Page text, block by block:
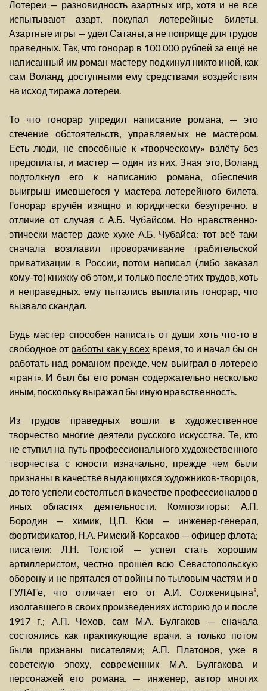
Лотереи — разновидность азартных игр, хотя и не все
испытывают азарт, покупая лотерейные билеты.
Азартные игры — удел Сатаны, а не поприще для трудов
праведных. Так, что гонорар в 100 000 рублей за ещё не
написанный им роман мастеру подкинул никто иной, как
сам Воланд, доступными ему средствами воздействия
на исход тиража лотереи.
То что гонорар упредил написание романа, — это
стечение обстоятельств, управляемых не мастером.
Есть люди, не способные к «творческому» взлёту без
предоплаты, и мастер — один из них. Зная это, Воланд
подтолкнул его к написанию романа, обеспечив
выигрыш имевшегося у мастера лотерейного билета.
Гонорар вручён изящно и юридически безупречно, в
отличие от случая с А.Б. Чубайсом. Но нравственно-
этически мастер даже хуже А.Б. Чубайса: тот всё таки
сначала возглавил проворачивание грабительской
приватизации в России, потом написал (либо заказал
кому-то) книжку об этом, и только после этих трудов, хоть
и неправедных, ему пытались выплатить гонорар, что
вызвало скандал.
Будь мастер способен написать от души хоть что-то в
свободное от работы как у всех время, то и начал бы он
работать над романом прежде, чем выиграл в лотерею
«грант». И был бы его роман содержательно несколько
иным, поскольку выражал бы иную нравственность.
Из трудов праведных вошли в художественное
творчество многие деятели русского искусства. Те, кто
не ступил на путь профессионального художественного
творчества с юности изначально, прежде чем были
признаны в качестве выдающихся художников-творцов,
до того успели состояться в качестве профессионалов в
иных областях деятельности. Композиторы: А.П.
Бородин — химик, Ц.П. Кюи — инженер-генерал,
фортификатор, Н.А. Римский-Корсаков — офицер флота;
писатели: Л.Н. Толстой — успел стать хорошим
артиллеристом, честно прошёл всю Севастопольскую
оборону и не прятался от войны по тыловым частям и в
ГУЛАГе, что отличает его от А.И. Солженицына9,
изолгавшего в своих произведениях историю до и после
1917 г.; А.П. Чехов, сам М.А. Булгаков — сначала
состоялись как практикующие врачи, а только потом
были признаны писателями; А.П. Платонов, уже в
советскую эпоху, современник М.А. Булгакова и
персонажей его романа, — инженер, автор многих